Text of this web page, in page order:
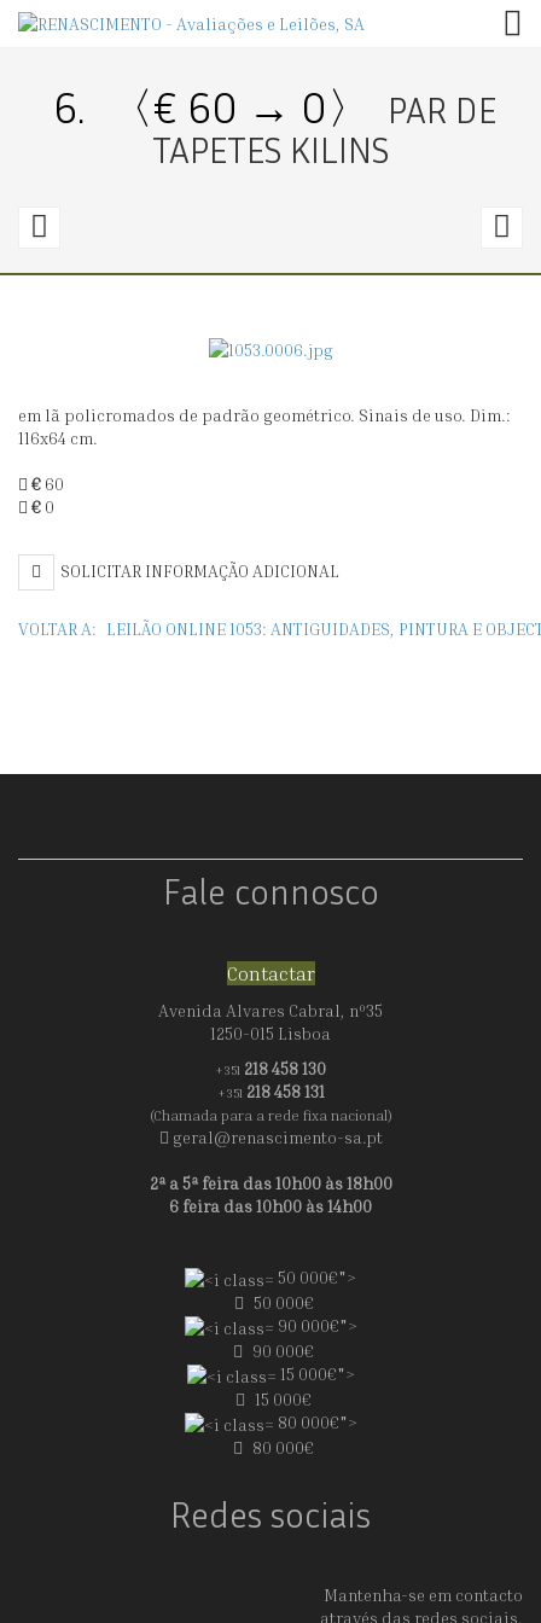
6. 〈€ 60 → 0〉
PAR DE
TAPETES KILINS
〈€
TAPETE
DE
DE
GRANDES
em lã policromados de padrão geométrico. Sinais de uso. Dim.:
116x64 cm.
€ 60
€ 0
SOLICITAR INFORMAÇÃO ADICIONAL
VOLTAR A: LEILÃO ONLINE 1053: ANTIGUIDADES, PINTURA E
Fale connosco
Contactar
Avenida Alvares Cabral, nº35
1250-015 Lisboa
+351 218 458 130
+351 218 458 131
(Chamada para a rede fixa nacional)
geral@renascimento-sa.pt
2ª a 5ª feira das 10h00 às 18h00
6 feira das 10h00 às 14h00
50 000€">
50 000€
90 000€">
90 000€
15 000€">
15 000€
80 000€">
80 000€
Redes sociais
Mantenha-se em contacto
através das redes sociais.